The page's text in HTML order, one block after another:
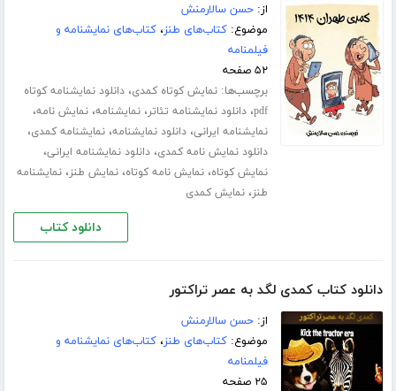
از:حسن سالارمنش
موضوع:کتاب‌های طنز،کتاب‌های نمایشنامه و
فیلمنامه
۵۲ صفحه
برچسب‌ها:نمایش کوتاه کمدی،دانلود نمایشنامه کوتاه
pdf،دانلود نمایشنامه تئاتر،نمایشنامه،نمایش نامه،
نمایشنامه ایرانی،دانلود نمایشنامه،نمایشنامه کمدی،
دانلود نمایش نامه کمدی،دانلود نمایشنامه ایرانی،
نمایش کوتاه،نمایش نامه کوتاه،نمایش طنز،نمایشنامه
طنز،نمایش کمدی
دانلود کتاب
دانلود کتاب کمدی لگد به عصر تراکتور
از:حسن سالارمنش
موضوع:کتاب‌های طنز،کتاب‌های نمایشنامه و
فیلمنامه
۲۵ صفحه